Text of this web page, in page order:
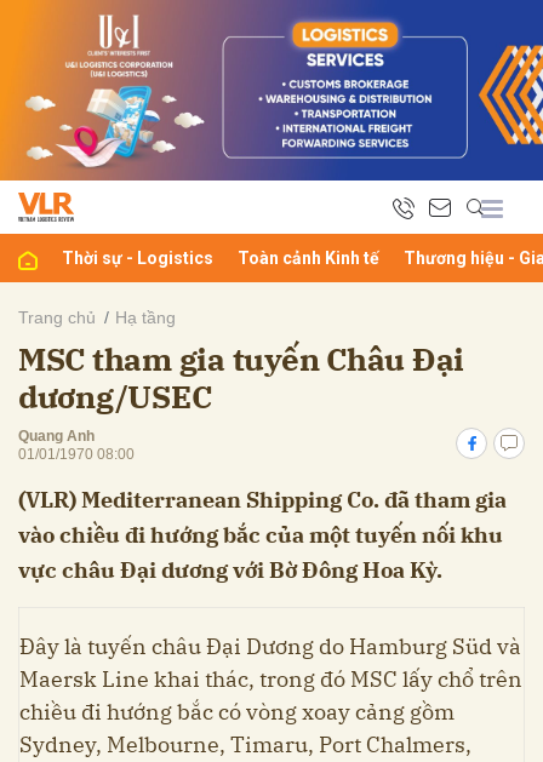
Thời sự - Logistics Toàn cảnh Kinh tế Thương hiệu -
Trang chủ Hạ tầng
MSC tham gia tuyến Châu Đại
dương/USEC
Quang Anh
01/01/1970 08:00
(VLR) Mediterranean Shipping Co. đã tham gia
vào chiều đi hướng bắc của một tuyến nối khu
vực châu Đại dương với Bờ Đông Hoa Kỳ.
Đây là tuyến châu Đại Dương do Hamburg Süd và
Maersk Line khai thác, trong đó MSC lấy chổ trên
chiều đi hướng bắc có vòng xoay cảng gồm
Sydney, Melbourne, Timaru, Port Chalmers,
luận
Hủy